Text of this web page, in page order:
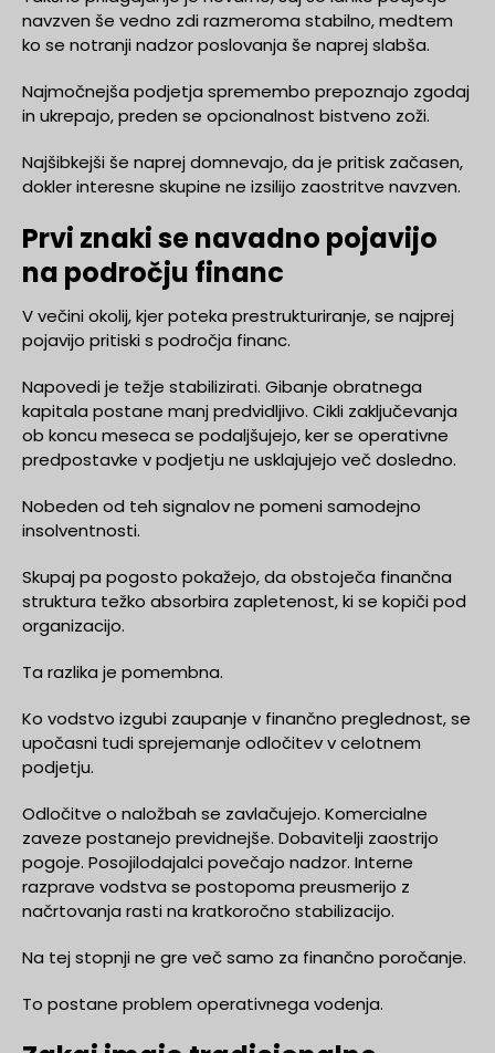
navzven še vedno zdi razmeroma stabilno, medtem
ko se notranji nadzor poslovanja še naprej slabša.
Najmočnejša podjetja spremembo prepoznajo zgodaj
in ukrepajo, preden se opcionalnost bistveno zoži.
Najšibkejši še naprej domnevajo, da je pritisk začasen,
dokler interesne skupine ne izsilijo zaostritve navzven.
Prvi znaki se navadno pojavijo
na področju financ
V večini okolij, kjer poteka prestrukturiranje, se najprej
pojavijo pritiski s področja financ.
Napovedi je težje stabilizirati. Gibanje obratnega
kapitala postane manj predvidljivo. Cikli zaključevanja
ob koncu meseca se podaljšujejo, ker se operativne
predpostavke v podjetju ne usklajujejo več dosledno.
Nobeden od teh signalov ne pomeni samodejno
insolventnosti.
Skupaj pa pogosto pokažejo, da obstoječa finančna
struktura težko absorbira zapletenost, ki se kopiči pod
organizacijo.
Ta razlika je pomembna.
Ko vodstvo izgubi zaupanje v finančno preglednost, se
upočasni tudi sprejemanje odločitev v celotnem
podjetju.
Odločitve o naložbah se zavlačujejo. Komercialne
zaveze postanejo previdnejše. Dobavitelji zaostrijo
pogoje. Posojilodajalci povečajo nadzor. Interne
razprave vodstva se postopoma preusmerijo z
načrtovanja rasti na kratkoročno stabilizacijo.
Na tej stopnji ne gre več samo za finančno poročanje.
To postane problem operativnega vodenja.